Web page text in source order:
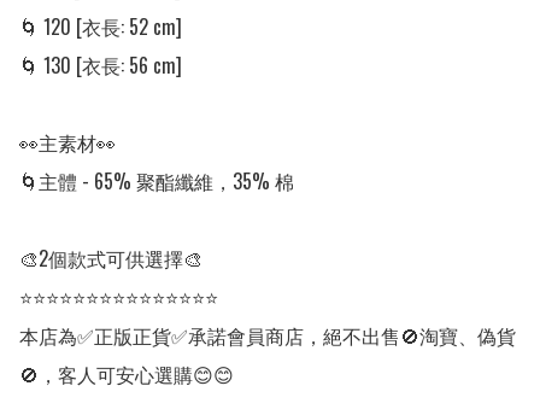
🌀 120 [衣長: 52 cm]
🌀 130 [衣長: 56 cm]
👀主素材👀
🌀主體 - 65% 聚酯纖維，35% 棉
🎨2個款式可供選擇🎨
⭐⭐⭐⭐⭐⭐⭐⭐⭐⭐⭐⭐⭐⭐⭐
本店為✅正版正貨✅承諾會員商店，絕不出售🚫淘寶、偽貨
🚫，客人可安心選購😊😊